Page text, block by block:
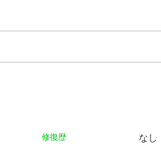
修復歴 なし